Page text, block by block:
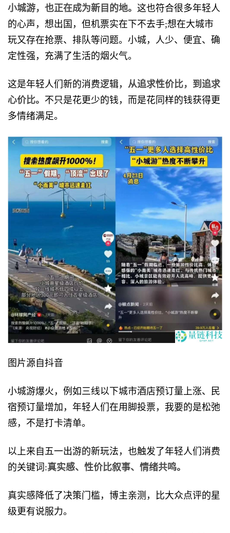
小城游，也正在成为新目的地。 这也符合很多年轻人
的心声，想出国，但机票实在下不去手;想在大城市
玩又存在抢票、排队等问题。小城，人少、便宜、确
定性强，充满了生活的烟火气。
这是年轻人们新的消费逻辑， 从追求性价比，到追求
心价比。 不只是花更少的钱，而是花同样的钱获得更
多情绪满足。
图片源自抖音
小城游爆火，例如三线以下城市酒店预订量上涨、民
宿预订量增加，年轻人们在用脚投票，我要的是松弛
感，不是打卡清单。
以上来自五一出游的新玩法，也触发了年轻人们消费
的关键词:真实感、性价比叙事、情绪共鸣。
真实感降低了决策门槛，博主亲测，比大众点评的星
级更有说服力。